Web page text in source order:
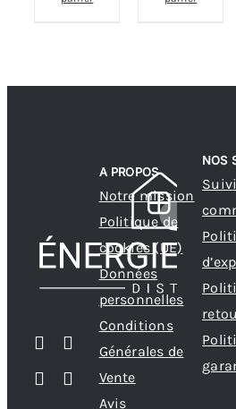
A PROPOS
Notre mission
Politique de
cookies (UE)
Données
personnelles
Conditions
Générales de
Vente
Avis
NOS